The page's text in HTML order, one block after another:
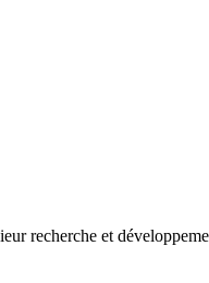
recherche et